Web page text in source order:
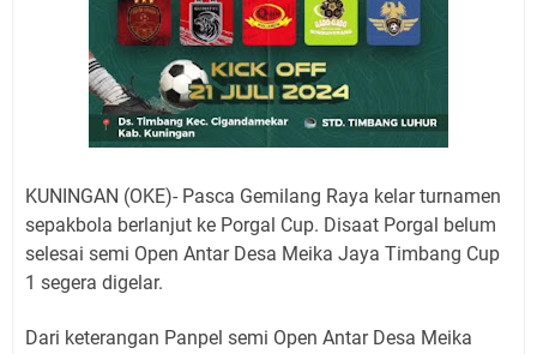
Agustus 2026, Daging Naik, Telur Turun
Agenda Kegiatan Bupati Kuningan Jumat 7 Agustus
2026 Ada Tiga, Tapi yang Bakal Dihadiri Hanya Satu
Ini Empat Lokasi Samsat Keliling Kuningan Jumat 7
Agustus 2026
KUNINGAN (OKE)- Pasca Gemilang Raya kelar turnamen
sepakbola berlanjut ke Porgal Cup. Disaat Porgal belum
selesai semi Open Antar Desa Meika Jaya Timbang Cup
1 segera digelar.
Dari keterangan Panpel semi Open Antar Desa Meika